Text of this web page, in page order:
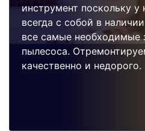
инструмент поскольку
всегда с собой в
все самые необходимые
пылесоса.
качественно и недорого.